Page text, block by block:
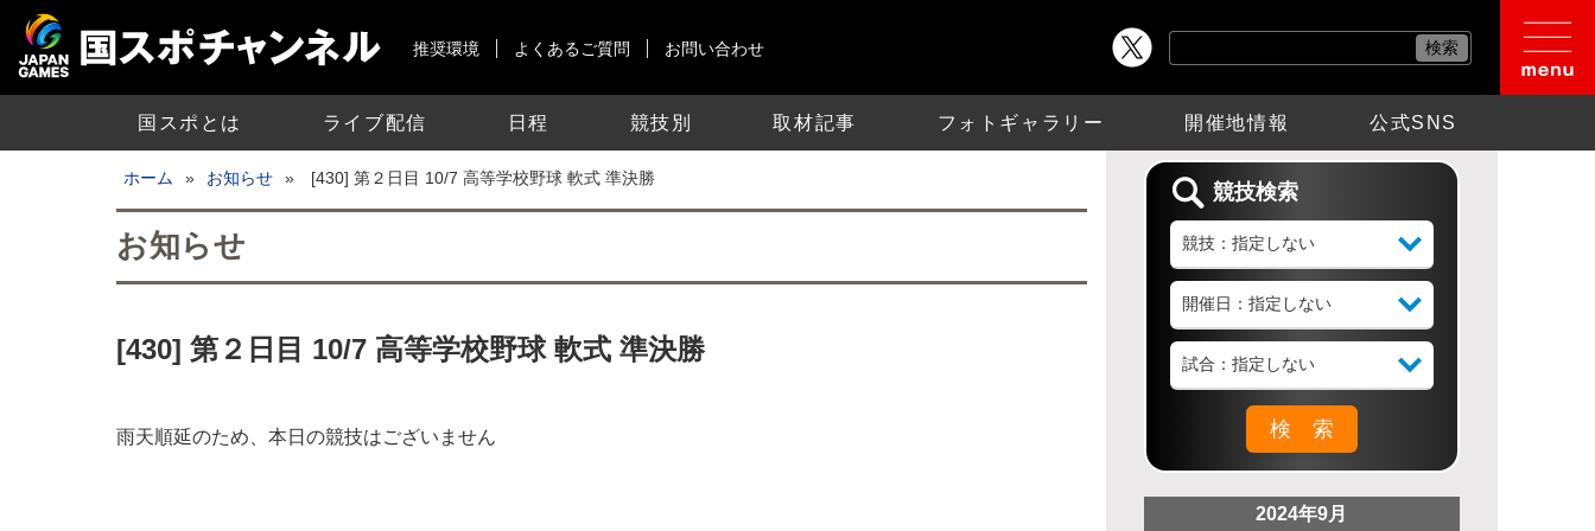
推奨環境 よくあるご質問 お問い合わせ
国スポとは ライブ配信 日程 競技別 取材記事 フォトギャラリー 開催地情報 公式SNS
ホーム » お知らせ » [430] 第２日目 10/7 高等学校野球 軟式 準決勝
お知らせ
[430] 第２日目 10/7 高等学校野球 軟式 準決勝
雨天順延のため、本日の競技はございません
競技検索
2024年9月